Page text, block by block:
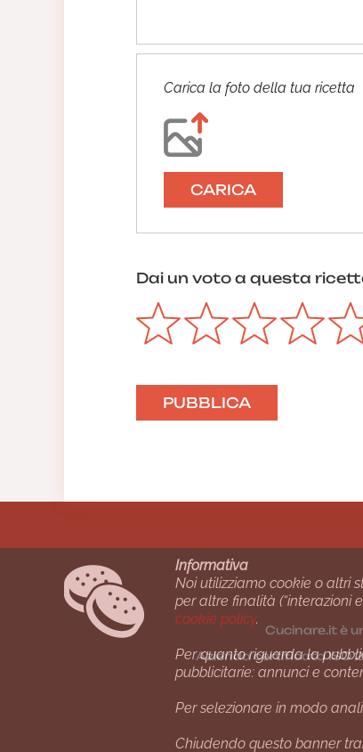
Carica la foto della tua ricetta
CARICA
Dai un voto a questa
Cucinare.it è
Azienda certiﬁcata ISO
Informativa
Noi utilizziamo cookie o altri
per altre finalità (“interazioni
cookie policy.
Per quanto riguarda la
pubblicitarie: annunci e
Per selezionare in modo
Chiudendo questo banner